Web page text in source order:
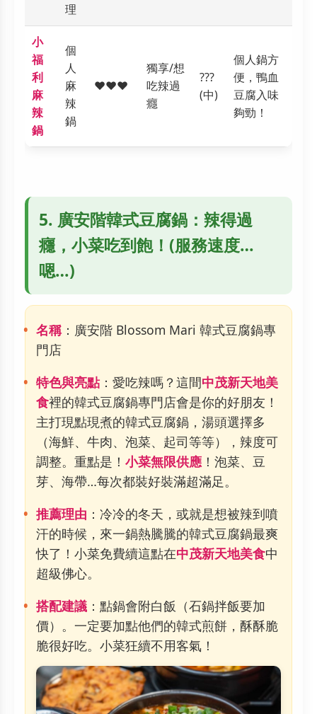
理
小
福
利
麻
辣
鍋
個
人
麻
辣
鍋
❤️❤️❤️
獨享/想
吃辣過
癮
???
(中)
個人鍋方
便，鴨血
豆腐入味
夠勁！
5. 廣安階韓式豆腐鍋：辣得過
癮，小菜吃到飽！(服務速度…
嗯…)
名稱：廣安階 Blossom Mari 韓式豆腐鍋專
門店
特色與亮點 ：愛吃辣嗎？這間中茂新天地美
食裡的韓式豆腐鍋專門店會是你的好朋友！
主打現點現煮的韓式豆腐鍋，湯頭選擇多
（海鮮、牛肉、泡菜、起司等等），辣度可
調整。重點是！ 小菜無限供應 ！泡菜、豆
芽、海帶…每次都裝好裝滿超滿足。
推薦理由 ：冷冷的冬天，或就是想被辣到噴
汗的時候，來一鍋熱騰騰的韓式豆腐鍋最爽
快了！小菜免費續這點在中茂新天地美食中
超級佛心。
搭配建議 ：點鍋會附白飯（石鍋拌飯要加
價）。一定要加點他們的韓式煎餅，酥酥脆
脆很好吃。小菜狂續不用客氣！